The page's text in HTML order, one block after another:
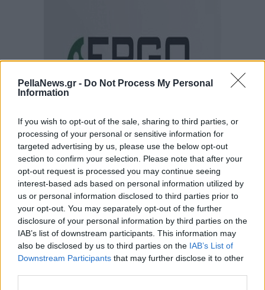
PellaNews.gr - Do Not Process My Personal
Information
If you wish to opt-out of the sale, sharing to third parties, or
processing of your personal or sensitive information for
targeted advertising by us, please use the below opt-out
section to confirm your selection. Please note that after your
opt-out request is processed you may continue seeing
interest-based ads based on personal information utilized by
us or personal information disclosed to third parties prior to
your opt-out. You may separately opt-out of the further
disclosure of your personal information by third parties on the
IAB’s list of downstream participants. This information may
also be disclosed by us to third parties on the IAB’s List of
Downstream Participants that may further disclose it to other